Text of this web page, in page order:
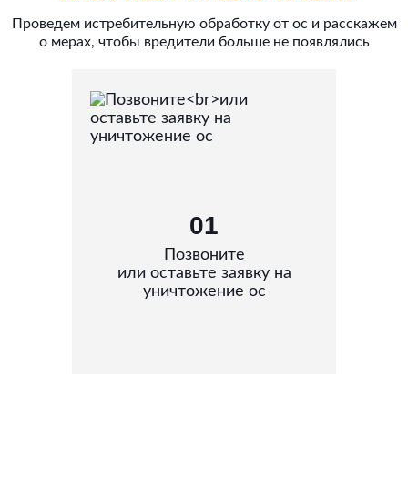
Проведем истребительную обработку от ос и расскажем
о мерах, чтобы вредители больше не появлялись
01
Позвоните
или оставьте заявку на
уничтожение ос